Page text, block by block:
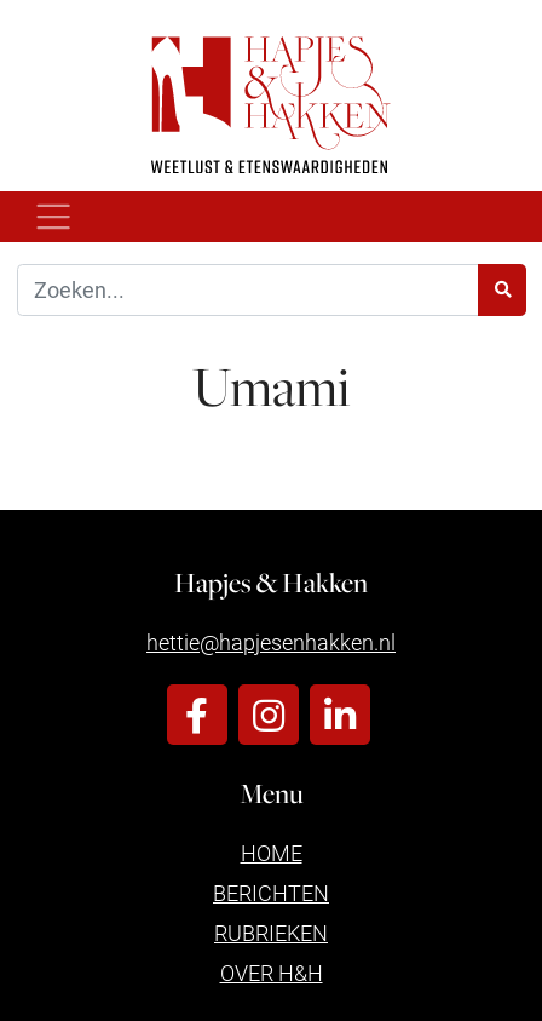
Umami
Hapjes & Hakken
hettie@hapjesenhakken.nl
Menu
HOME
BERICHTEN
RUBRIEKEN
OVER H&H